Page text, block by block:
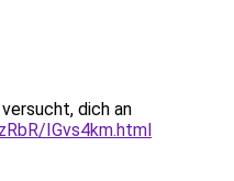
dich an
IGvs4km.html